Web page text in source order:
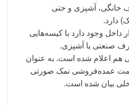
آشپزی و حتی
دارد.
داخل وجود دارد با کیسه‌هایی
اعلام شده است. به عنوان
عمده‌فروشی نمک صورتی
بیان شده است.